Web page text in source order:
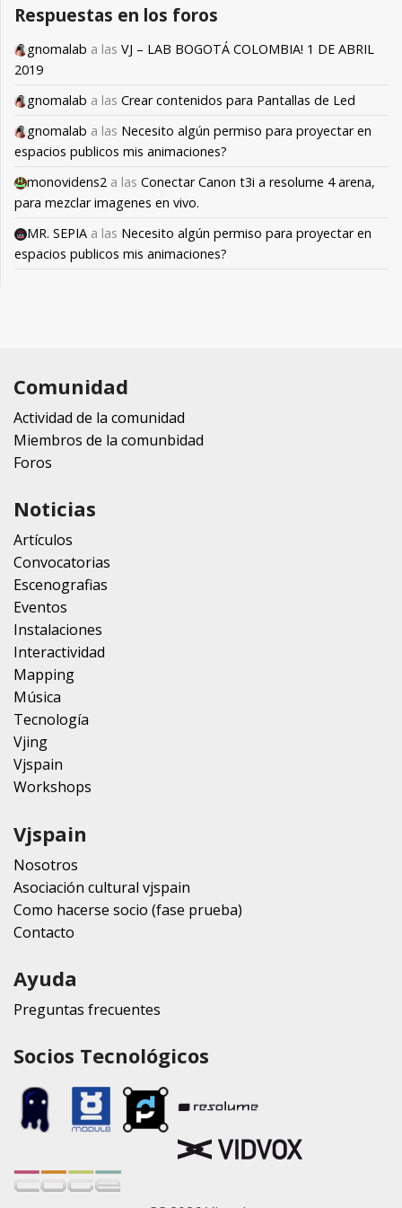
Respuestas en los foros
gnomalab a las VJ – LAB BOGOTÁ COLOMBIA! 1 DE ABRIL
2019
gnomalab a las Crear contenidos para Pantallas de Led
gnomalab a las Necesito algún permiso para proyectar en
espacios publicos mis animaciones?
monovidens2 a las Conectar Canon t3i a resolume 4 arena,
para mezclar imagenes en vivo.
MR. SEPIA a las Necesito algún permiso para proyectar en
espacios publicos mis animaciones?
Comunidad
Actividad de la comunidad
Miembros de la comunbidad
Foros
Noticias
Artículos
Convocatorias
Escenografias
Eventos
Instalaciones
Interactividad
Mapping
Música
Tecnología
Vjing
Vjspain
Workshops
Vjspain
Nosotros
Asociación cultural vjspain
Como hacerse socio (fase prueba)
Contacto
Ayuda
Preguntas frecuentes
Socios Tecnológicos